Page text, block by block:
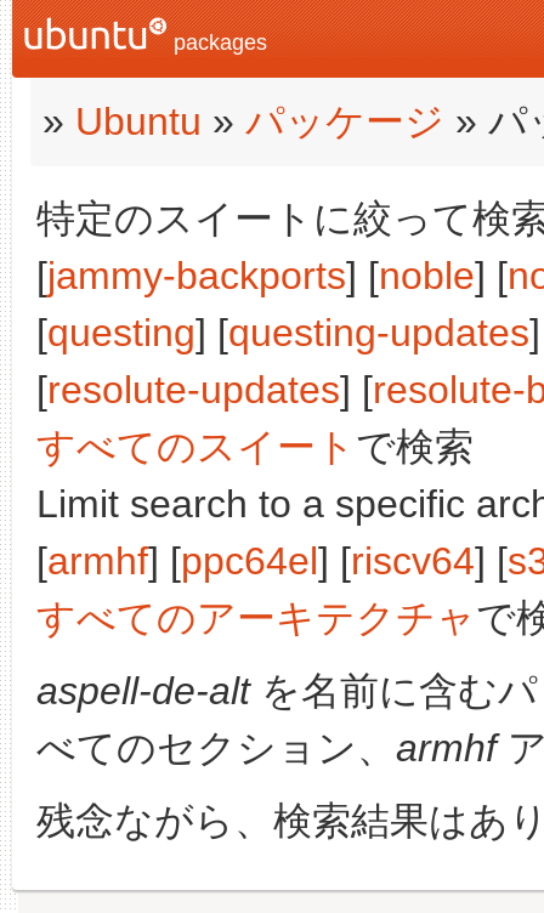
packages
» Ubuntu » パッケージ » パ
特定のスイートに絞って検
[jammy-backports] [noble] [
[questing] [questing-updates
[resolute-updates] [resolute-
すべてのスイート で検索
Limit search to a specific
[armhf] [ppc64el] [riscv64] [
すべてのアーキテクチャで
aspell-de-altを名前に含む
べてのセクション、 armhf
残念ながら、検索結果はあ